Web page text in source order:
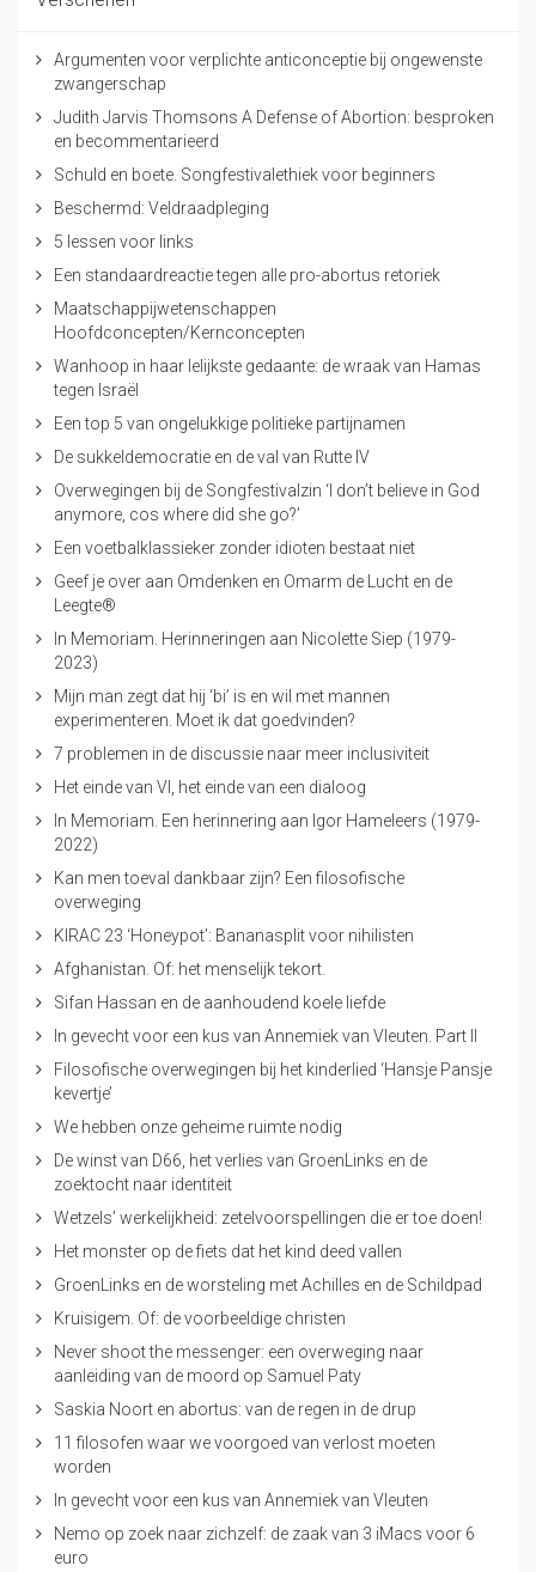
Argumenten voor verplichte anticonceptie bij ongewenste
zwangerschap
Judith Jarvis Thomsons A Defense of Abortion: besproken
en becommentarieerd
Schuld en boete. Songfestivalethiek voor beginners
Beschermd: Veldraadpleging
5 lessen voor links
Een standaardreactie tegen alle pro-abortus retoriek
Maatschappijwetenschappen
Hoofdconcepten/Kernconcepten
Wanhoop in haar lelijkste gedaante: de wraak van Hamas
tegen Israël
Een top 5 van ongelukkige politieke partijnamen
De sukkeldemocratie en de val van Rutte IV
Overwegingen bij de Songfestivalzin ‘I don’t believe in God
anymore, cos where did she go?’
Een voetbalklassieker zonder idioten bestaat niet
Geef je over aan Omdenken en Omarm de Lucht en de
Leegte®
In Memoriam. Herinneringen aan Nicolette Siep (1979-
2023)
Mijn man zegt dat hij ‘bi’ is en wil met mannen
experimenteren. Moet ik dat goedvinden?
7 problemen in de discussie naar meer inclusiviteit
Het einde van VI, het einde van een dialoog
In Memoriam. Een herinnering aan Igor Hameleers (1979-
2022)
Kan men toeval dankbaar zijn? Een filosofische
overweging
KIRAC 23 ‘Honeypot’: Bananasplit voor nihilisten
Afghanistan. Of: het menselijk tekort.
Sifan Hassan en de aanhoudend koele liefde
In gevecht voor een kus van Annemiek van Vleuten. Part II
Filosofische overwegingen bij het kinderlied ‘Hansje Pansje
kevertje’
We hebben onze geheime ruimte nodig
De winst van D66, het verlies van GroenLinks en de
zoektocht naar identiteit
Wetzels’ werkelijkheid: zetelvoorspellingen die er toe doen!
Het monster op de fiets dat het kind deed vallen
GroenLinks en de worsteling met Achilles en de Schildpad
Kruisigem. Of: de voorbeeldige christen
Never shoot the messenger: een overweging naar
aanleiding van de moord op Samuel Paty
Saskia Noort en abortus: van de regen in de drup
11 filosofen waar we voorgoed van verlost moeten
worden
In gevecht voor een kus van Annemiek van Vleuten
Nemo op zoek naar zichzelf: de zaak van 3 iMacs voor 6
euro